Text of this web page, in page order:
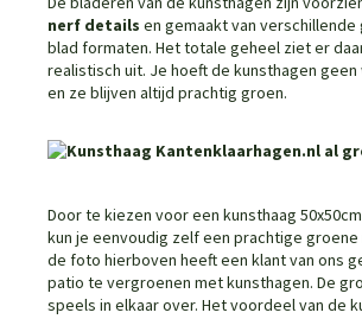
nerf details en gemaakt van verschillende
blad formaten. Het totale geheel ziet er
realistisch uit. Je hoeft de kunsthagen
en ze blijven altijd prachtig groen.
Door te kiezen voor een kunsthaag
kun je eenvoudig zelf een prachtige groene
de foto hierboven heeft een klant van ons
patio te vergroenen met kunsthagen. De
speels in elkaar over. Het voordeel van de